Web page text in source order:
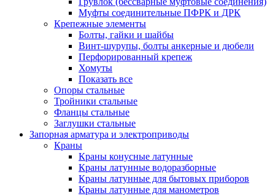
Муфты соединительные ПФРК и ДРК
Крепежные элементы
Болты, гайки и шайбы
Винт-шурупы, болты анкерные и дюбели
Перфорированный крепеж
Хомуты
Показать все
Опоры стальные
Тройники стальные
Фланцы стальные
Заглушки стальные
Запорная арматура и электроприводы
Краны
Краны конусные латунные
Краны латунные водоразборные
Краны латунные для бытовых приборов
Краны латунные для манометров